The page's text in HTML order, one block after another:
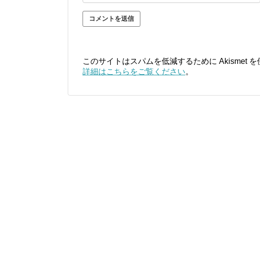
このサイトはスパムを低減するために Akismet を
詳細はこちらをご覧ください。